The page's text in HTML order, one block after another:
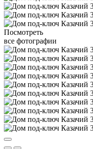
Посмотреть
все фотографии